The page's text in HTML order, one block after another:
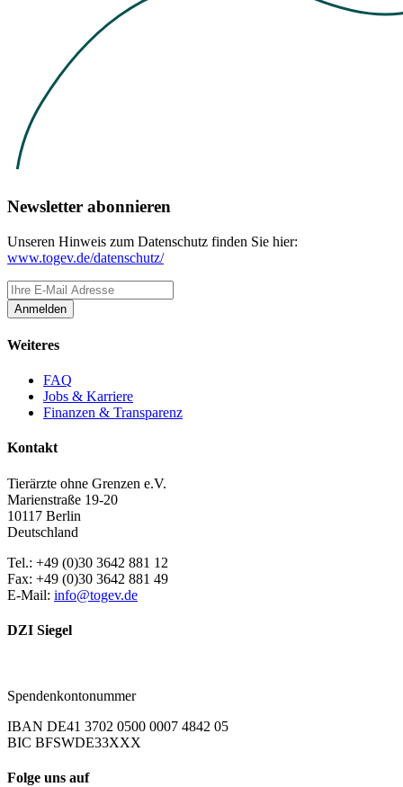
Newsletter abonnieren
Unseren Hinweis zum Datenschutz finden Sie hier:
www.togev.de/datenschutz/
Anmelden
Weiteres
FAQ
Jobs & Karriere
Finanzen & Transparenz
Kontakt
Tierärzte ohne Grenzen e.V.
Marienstraße 19-20
10117 Berlin
Deutschland
Tel.: +49 (0)30 3642 881 12
Fax: +49 (0)30 3642 881 49
E-Mail: info@togev.de
DZI Siegel
Spendenkontonummer
IBAN DE41 3702 0500 0007 4842 05
BIC BFSWDE33XXX
Folge uns auf